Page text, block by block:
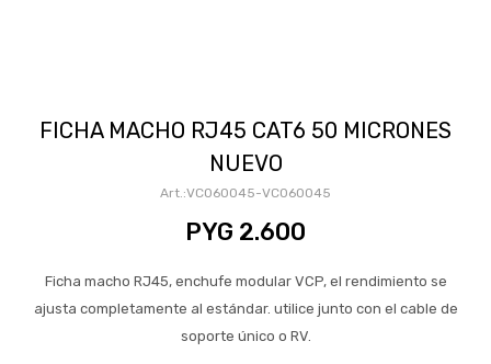
FICHA MACHO RJ45 CAT6 50 MICRONES
NUEVO
VC060045-VC060045
PYG 2.600
Ficha macho RJ45, enchufe modular VCP, el rendimiento se
ajusta completamente al estándar. utilice junto con el cable de
soporte único o RV.